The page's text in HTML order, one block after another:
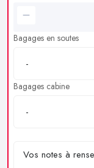
Bagages en soutes
Bagages cabine